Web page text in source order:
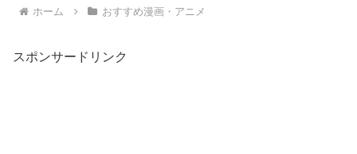
ホーム おすすめ漫画・アニメ
スポンサードリンク